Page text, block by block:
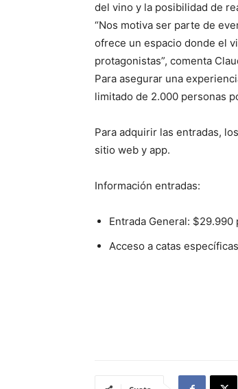
del vino y la posibilidad de
“Nos motiva ser parte de
ofrece un espacio donde el
protagonistas”, comenta
Para asegurar una
limitado de 2.000 personas
Para adquirir las entradas,
sitio web y app.
Información entradas:
Entrada General: $29.990
Acceso a catas